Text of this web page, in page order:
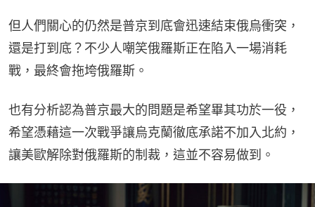
但人們關心的仍然是普京到底會迅速結束俄烏衝突，
還是打到底？不少人嘲笑俄羅斯正在陷入一場消耗
戰，最終會拖垮俄羅斯。
也有分析認為普京最大的問題是希望畢其功於一役，
希望憑藉這一次戰爭讓烏克蘭徹底承諾不加入北約，
讓美歐解除對俄羅斯的制裁，這並不容易做到。